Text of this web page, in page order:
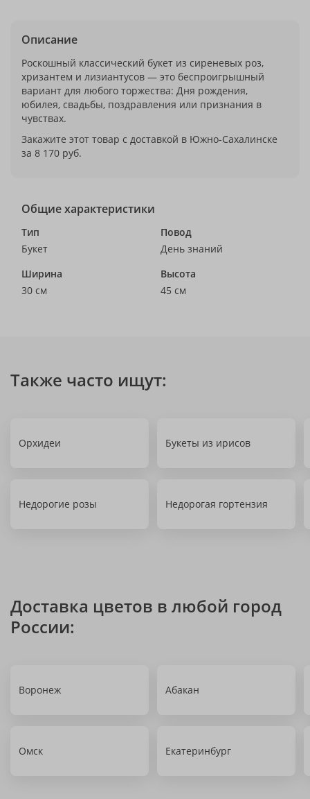
Описание
Роскошный классический букет из сиреневых роз,
хризантем и лизиантусов — это беспроигрышный
вариант для любого торжества: Дня рождения,
юбилея, свадьбы, поздравления или признания в
чувствах.
Закажите этот товар с доставкой в Южно-Сахалинске
за 8 170 руб.
Общие характеристики
Тип
Букет
Повод
День знаний
Ширина
30 см
Высота
45 см
Также часто ищут:
Орхидеи Букеты из ирисов
Недорогие розы Недорогая гортензия
Доставка цветов в любой город
России:
Воронеж Абакан
Омск Екатеринбург